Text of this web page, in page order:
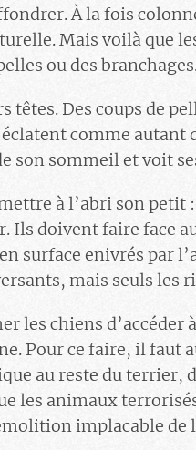
À la fois
Mais voilà que
ou des
Des coups de
comme autant
sommeil et voit
à l’abri son petit
Ils doivent faire face
surface enivrés par
mais seuls les
les chiens d’accéder
Pour ce faire, il faut
au reste du terrier,
les animaux
implacable de